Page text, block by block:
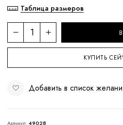
Таблица размеров
КУПИТЬ
Добавить в список
Артикул: 49028